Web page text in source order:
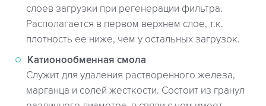
слоев загрузки при регенерации фильтра.
Располагается в первом верхнем слое, т.к.
плотность ее ниже, чем у остальных загрузок.
Катионообменная смола
Служит для удаления растворенного железа,
марганца и солей жесткости. Состоит из гранул